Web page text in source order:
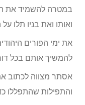
במטרה להשמיד את
ואותו ואת בניו תלו
את ימי הפורים
להמשיך אותם בכל
אסתר מצווה לכתוב
והתפילות שהתפללו